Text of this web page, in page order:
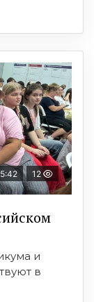
12
и
в